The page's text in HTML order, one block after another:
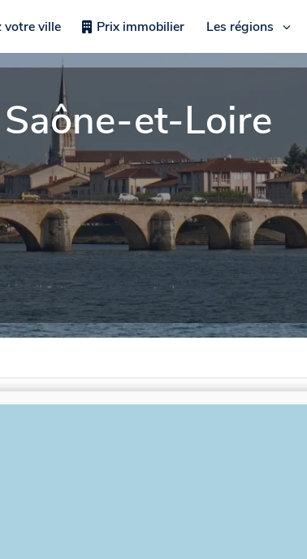
votre ville Prix immobilier Les régions
Saône-et-Loire